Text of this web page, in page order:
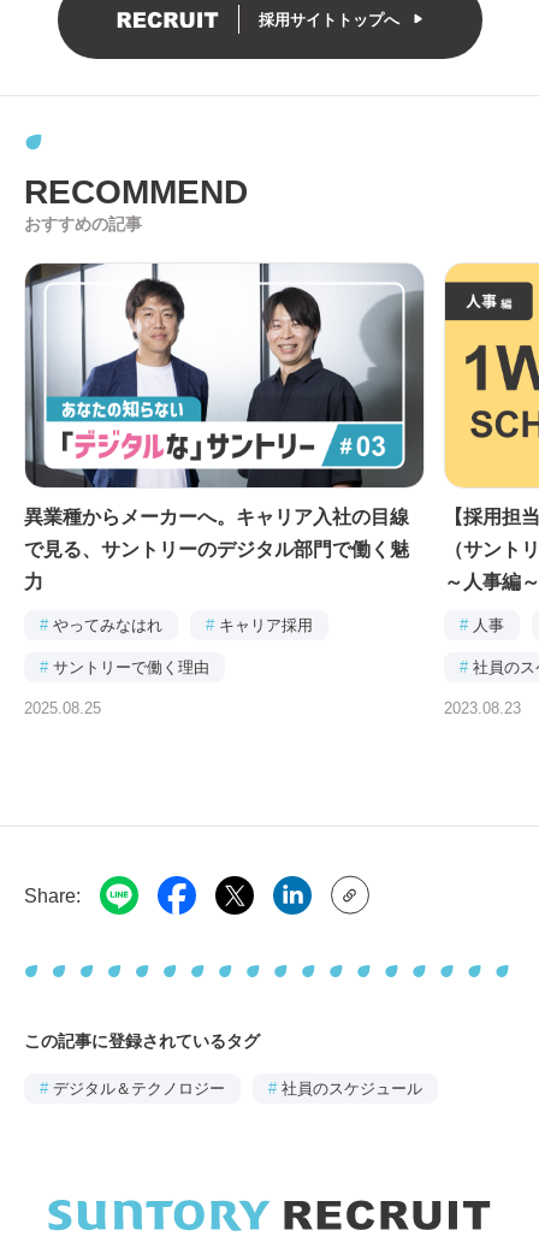
採用サイトトップへ
RECOMMEND
おすすめの記事
異業種からメーカーへ。キャリア入社の目線
で見る、サントリーのデジタル部門で働く魅
力
# やってみなはれ # キャリア採用
# サントリーで働く理由
# デジタル＆テクノロジー
2025.08.25
【採用担
（サント
～人事編
# 人事
# 社員の
2023.08.23
Share:
この記事に登録されているタグ
# デジタル＆テクノロジー # 社員のスケジュール